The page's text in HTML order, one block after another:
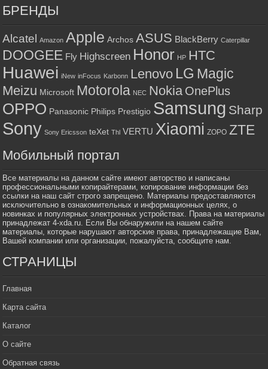
БРЕНДЫ
Alcatel Amazon Apple Archos ASUS BlackBerry Caterpillar
DOOGEE Fly Highscreen Honor HP HTC
Huawei iNew inFocus Karbonn Lenovo LG Magic
Meizu Microsoft Motorola NEC Nokia OnePlus
OPPO Panasonic Philips Prestigio Samsung Sharp
Sony Sony Ericsson teXet Thl VERTU Xiaomi ZOPO ZTE
Мобильный портал
Все материалы на данном сайте имеют авторство и написаны
профессиональными копирайтерами, копирование информации без
ссылки на наш сайт строго запрещено. Материалы предоставляются
исключительно в ознакомительных и информационных целях, о
новинках и популярных электронных устройствах. Права на материалы
принадлежат 4-xda.ru. Если Вы обнаружили на нашем сайте
материалы, которые нарушают авторские права, принадлежащие Вам,
Вашей компании или организации, пожалуйста, сообщите нам.
СТРАНИЦЫ
Главная
Карта сайта
Каталог
О сайте
Обратная связь